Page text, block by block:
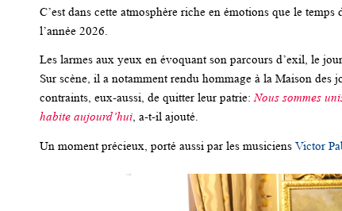
C’est dans cette atmosphère riche en émotions que le
l’année 2026.
Les larmes aux yeux en évoquant son parcours d’exil, le
Sur scène, il a notamment rendu hommage à la Maison des
contraints, eux-aussi, de quitter leur patrie: Nous sommes
habite aujourd’hui, a-t-il ajouté.
Un moment précieux, porté aussi par les musiciens Victor